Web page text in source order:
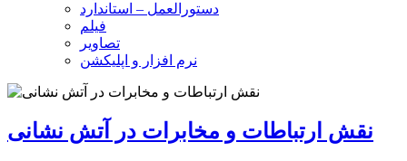
دستورالعمل – استاندارد
فیلم
تصاویر
نرم افزار و اپلیکشن
نقش ارتباطات و مخابرات در آتش نشانی